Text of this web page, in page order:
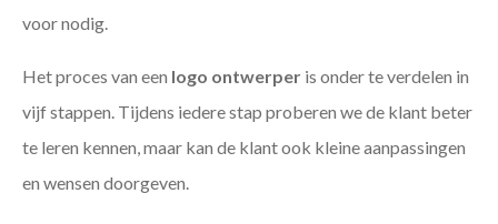
voor nodig.
Het proces van een logo ontwerper is onder te verdelen in
vijf stappen. Tijdens iedere stap proberen we de klant beter
te leren kennen, maar kan de klant ook kleine aanpassingen
en wensen doorgeven.